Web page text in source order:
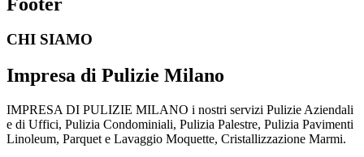
CHI SIAMO
Impresa di Pulizie Milano
IMPRESA DI PULIZIE MILANO i nostri servizi Pulizie Aziendali
e di Uffici, Pulizia Condominiali, Pulizia Palestre, Pulizia Pavimenti
Linoleum, Parquet e Lavaggio Moquette, Cristallizzazione Marmi.